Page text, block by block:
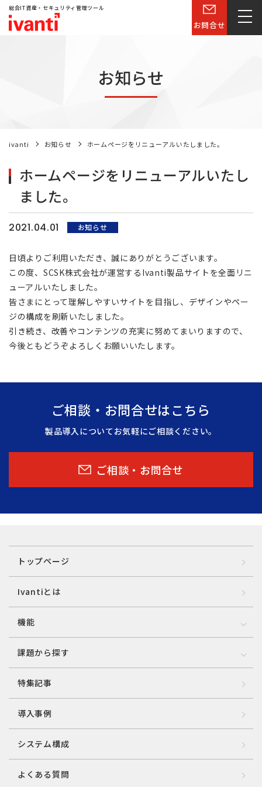
総合IT資産・セキュリティ管理ツール
お問合せ
お知らせ
ivanti お知らせ ホームページをリニューアルいたしました。
ホームページをリニューアルいたし
ました。
2021.04.01 お知らせ
日頃よりご利用いただき、誠にありがとうございます。
この度、SCSK株式会社が運営するIvanti製品サイトを全面リニ
ューアルいたしました。
皆さまにとって理解しやすいサイトを目指し、デザインやペー
ジの構成を刷新いたしました。
引き続き、改善やコンテンツの充実に努めてまいりますので、
今後ともどうぞよろしくお願いいたします。
ご相談・お問合せはこちら
製品導入についてお気軽にご相談ください。
ご相談・お問合せ
特集記事
導入事例
システム構成
よくある質問
トップページ
Ivantiとは
機能
課題から探す